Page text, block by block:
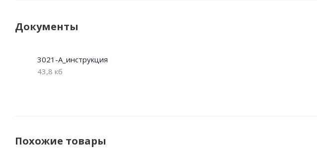
Документы
3021-А_инструкция
43,8 кб
Похожие товары